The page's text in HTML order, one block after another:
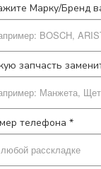
Марку/Бренд
запчасть
телефона *